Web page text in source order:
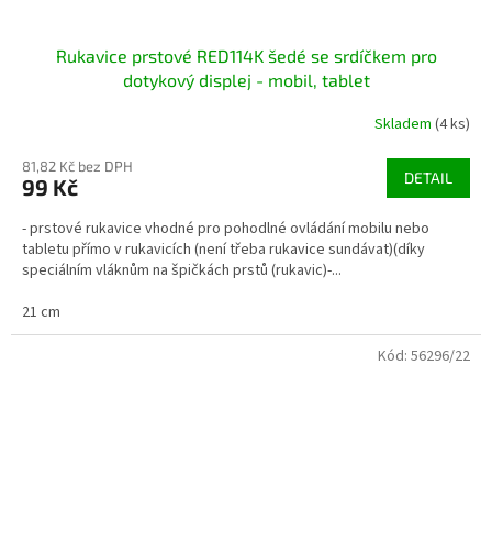
Rukavice prstové RED114K šedé se srdíčkem pro
dotykový displej - mobil, tablet
Skladem (4 ks)
81,82 Kč bez DPH
99 Kč DETAIL
- prstové rukavice vhodné pro pohodlné ovládání mobilu nebo
tabletu přímo v rukavicích (není třeba rukavice sundávat)(díky
speciálním vláknům na špičkách prstů (rukavic)-...
21 cm
Kód: 56296/22